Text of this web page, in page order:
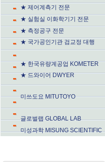
★ 제어계측기 전문
★ 실험실 이화학기기 전문
★ 측정공구 전문
★ 국가공인기관 검교정 대행
★ 한국유량계공업 KOMETER
★ 드와이어 DWYER
미쓰도요 MITUTOYO
글로벌랩 GLOBAL LAB
미성과학 MISUNG SCIENTIFIC